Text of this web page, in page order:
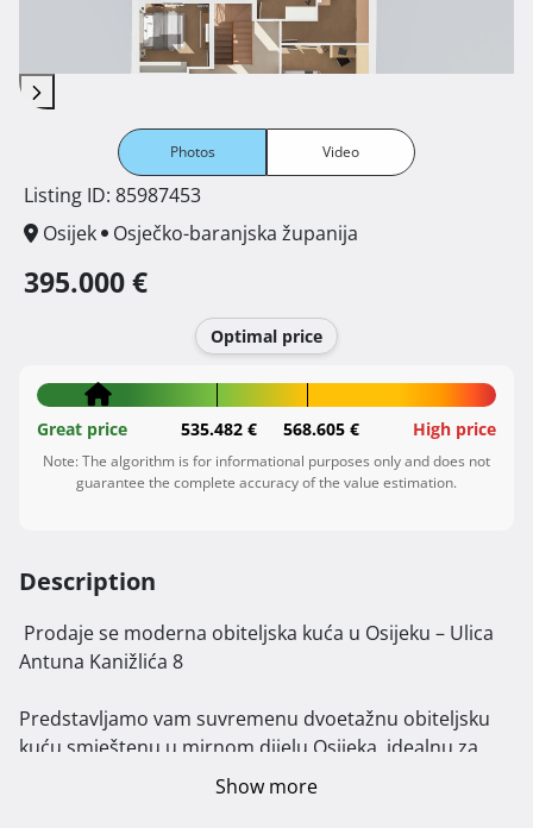
Photos Video
Listing ID: 85987453
Osijek
Osječko-baranjska županija
395.000 €
Optimal price
Great price 535.482 € 568.605 € High price
Note: The algorithm is for informational purposes only and does not
guarantee the complete accuracy of the value estimation.
Description
Antuna Kanižlića 8
Predstavljamo vam suvremenu dvoetažnu obiteljsku
kuću smještenu u mirnom dijelu Osijeka, idealnu za
obitelj koja traži udobnost i funkcionalnost.
Show more